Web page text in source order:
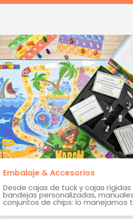
Embalaje & Accesorios
Desde cajas de tuck y cajas
bandejas personalizadas,
conjuntos de chips: lo manejamos